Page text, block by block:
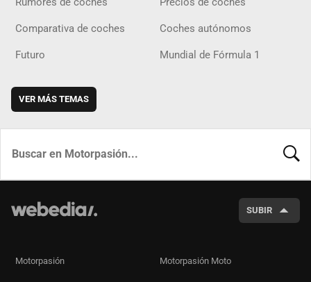
Comparativa de coches Coches autónomos
Futuro Mundial de Fórmula 1
VER MÁS TEMAS
SUBIR
Motorpasión Motorpasión Moto